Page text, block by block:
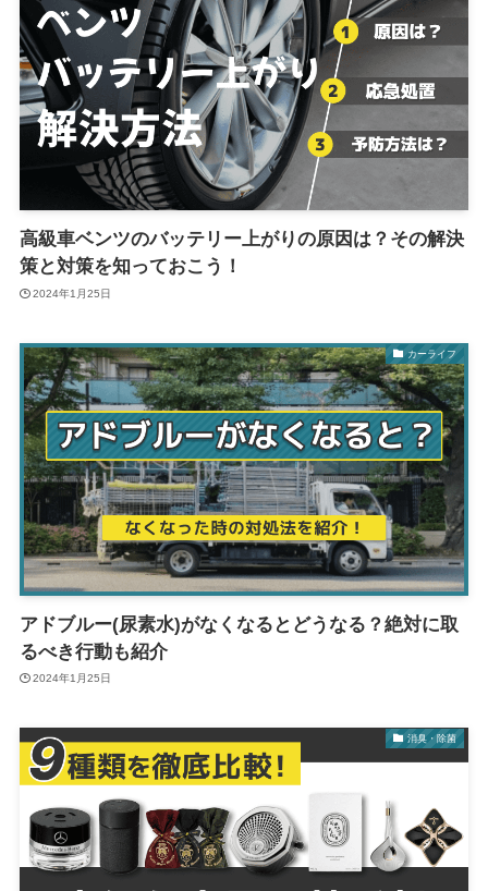
高級車ベンツのバッテリー上がりの原因は？その解決
策と対策を知っておこう！
2024年1月25日
カーライフ
アドブルー(尿素水)がなくなるとどうなる？絶対に取
るべき行動も紹介
2024年1月25日
消臭・除菌